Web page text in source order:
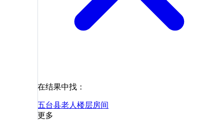
在结果中找：
五台县老人 楼层房间
更多